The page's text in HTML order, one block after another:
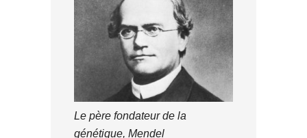
Le père fondateur de la
génétique, Mendel